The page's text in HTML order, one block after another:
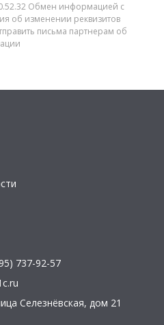
Обмен информацией с
об изменении реквизитов
письма партнерам об
737-92-57
Селезнёвская, дом 21